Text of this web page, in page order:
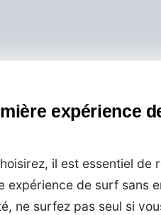
expérience
il est essentiel de
expérience de surf sans
ne surfez pas seul si